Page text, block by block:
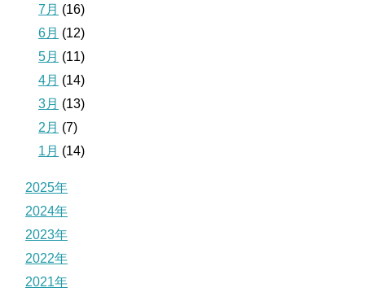
7月 (16)
6月 (12)
5月 (11)
4月 (14)
3月 (13)
2月 (7)
1月 (14)
2025年
2024年
2023年
2022年
2021年